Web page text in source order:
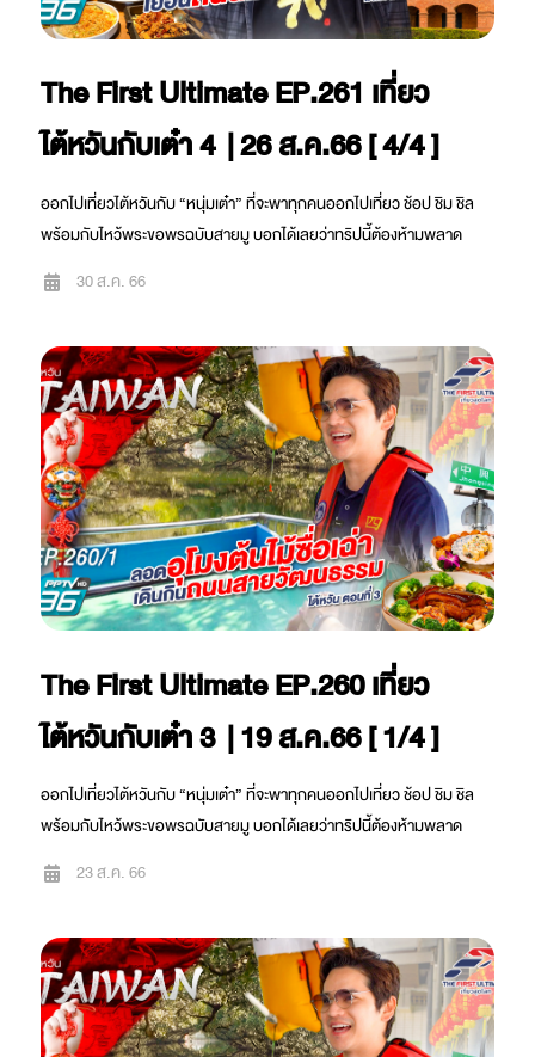
The First Ultimate EP.261 เที่ยว
ไต้หวันกับเต๋า 4 | 26 ส.ค.66 [ 4/4 ]
ออกไปเที่ยวไต้หวันกับ “หนุ่มเต๋า” ที่จะพาทุกคนออกไปเที่ยว ช้อป ชิม ชิล
พร้อมกับไหว้พระขอพรฉบับสายมู บอกได้เลยว่าทริปนี้ต้องห้ามพลาด
30 ส.ค. 66
The First Ultimate EP.260 เที่ยว
ไต้หวันกับเต๋า 3 | 19 ส.ค.66 [ 1/4 ]
ออกไปเที่ยวไต้หวันกับ “หนุ่มเต๋า” ที่จะพาทุกคนออกไปเที่ยว ช้อป ชิม ชิล
พร้อมกับไหว้พระขอพรฉบับสายมู บอกได้เลยว่าทริปนี้ต้องห้ามพลาด
23 ส.ค. 66